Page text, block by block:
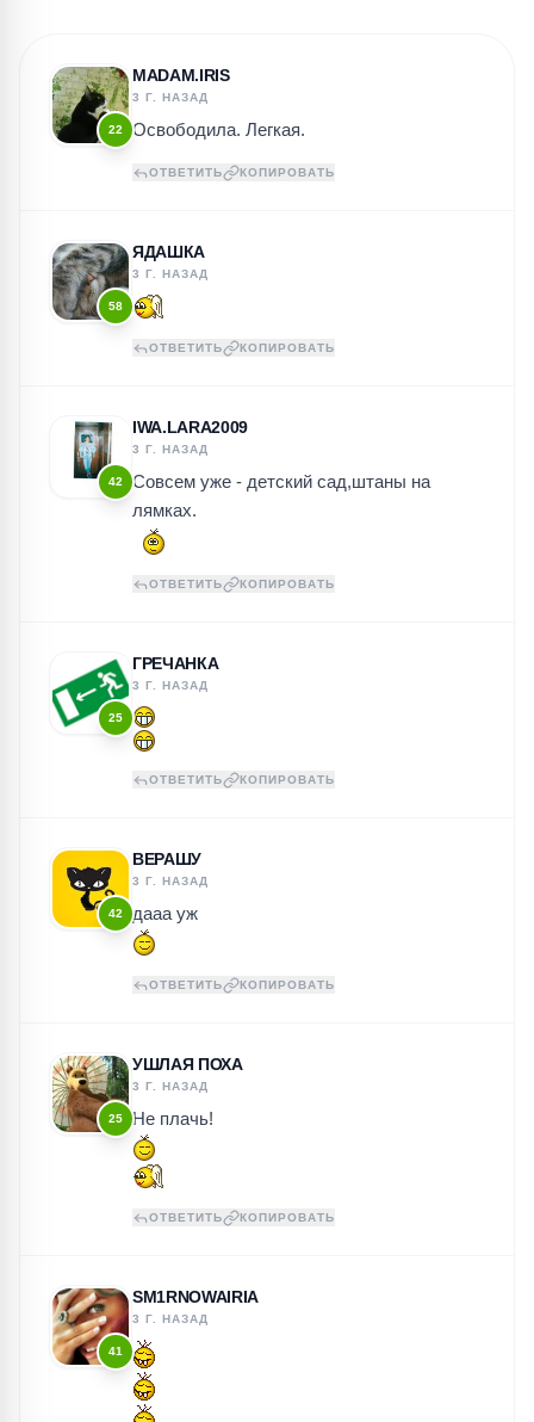
22
MADAM.IRIS
3 Г. НАЗАД
Освободила. Легкая.
ОТВЕТИТЬ КОПИРОВАТЬ
58
ЯДАШКА
3 Г. НАЗАД
ОТВЕТИТЬ КОПИРОВАТЬ
42
IWA.LARA2009
3 Г. НАЗАД
Совсем уже - детский сад,штаны на
лямках.
ОТВЕТИТЬ КОПИРОВАТЬ
25
ГРЕЧАНКА
3 Г. НАЗАД
ОТВЕТИТЬ КОПИРОВАТЬ
42
ВЕРАШУ
3 Г. НАЗАД
дааа уж
ОТВЕТИТЬ КОПИРОВАТЬ
25
УШЛАЯ ПОХА
3 Г. НАЗАД
Не плачь!
ОТВЕТИТЬ КОПИРОВАТЬ
41
SM1RNOWAIRIA
3 Г. НАЗАД